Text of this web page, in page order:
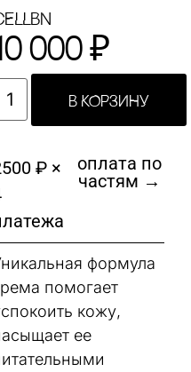
000 ₽
В КОРЗИНУ
₽ ×
оплата по
частям →
формула
помогает
кожу,
ее